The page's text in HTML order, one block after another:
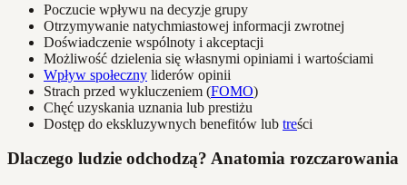
Poczucie wpływu na decyzje grupy
Otrzymywanie natychmiastowej informacji zwrotnej
Doświadczenie wspólnoty i akceptacji
Możliwość dzielenia się własnymi opiniami i wartościami
Wpływ społeczny liderów opinii
Strach przed wykluczeniem (FOMO)
Chęć uzyskania uznania lub prestiżu
Dostęp do ekskluzywnych benefitów lub treści
Dlaczego ludzie odchodzą? Anatomia rozczarowania